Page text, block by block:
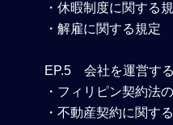
・休暇制度に関する
・解雇に関する規定
EP.5 会社を運営す
・フィリピン契約法
・不動産契約に関す